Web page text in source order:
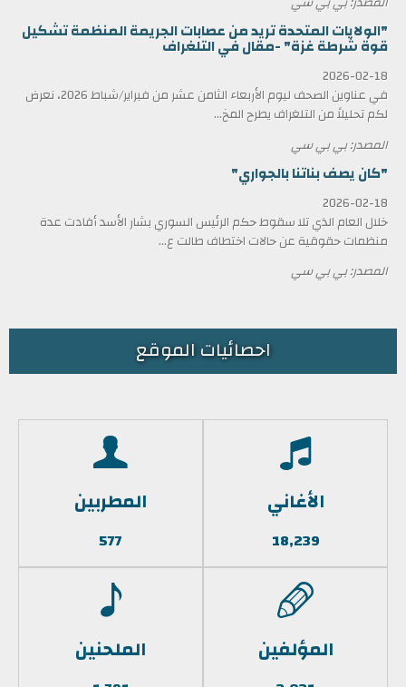
"الولايات المتحدة تريد من عصابات الجريمة المنظمة تشكيل
قوة شرطة غزة" -مقال في التلغراف
2026-02-18
في عناوين الصحف ليوم الأربعاء الثامن عشر من فبراير/شباط 2026، نعرض
لكم تحليلاً من التلغراف يطرح المخ...
المصدر: بي بي سي
"كان يصف بناتنا بالجواري"
2026-02-18
خلال العام الذي تلا سقوط حكم الرئيس السوري بشار الأسد أفادت عدة
منظمات حقوقية عن حالات اختطاف طالت ع...
المصدر: بي بي سي
احصائيات الموقع
الأغاني
18,239
المطربين
577
المؤلفين الملحنين